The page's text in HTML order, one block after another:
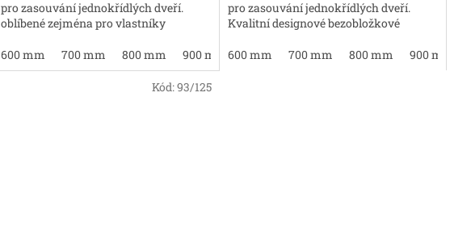
pro zasouvání jednokřídlých dveří.
oblíbené zejména pro vlastníky
600 mm
700 mm 800 mm 900 mm 1000 mm 1100 mm 1200 mm
pro zasouvání jednokřídlých dveří.
Kvalitní designové bezobložkové
600 mm
700 mm 800 mm 900 mm
Kód:93/125